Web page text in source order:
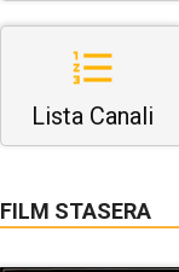
Lista Canali
FILM STASERA